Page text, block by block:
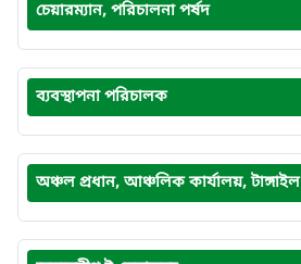
চেয়ারম্যান, পরিচালনা পর্ষদ
ব্যবস্থাপনা পরিচালক
অঞ্চল প্রধান, আঞ্চলিক কার্যালয়, টাঙ্গাইল